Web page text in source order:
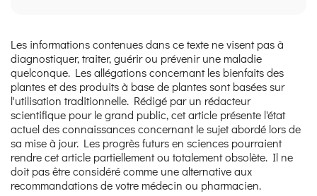
Les informations contenues dans ce texte ne visent pas à
diagnostiquer, traiter, guérir ou prévenir une maladie
quelconque. Les allégations concernant les bienfaits des
plantes et des produits à base de plantes sont basées sur
l'utilisation traditionnelle. Rédigé par un rédacteur
scientifique pour le grand public, cet article présente l'état
actuel des connaissances concernant le sujet abordé lors de
sa mise à jour. Les progrès futurs en sciences pourraient
rendre cet article partiellement ou totalement obsolète. Il ne
doit pas être considéré comme une alternative aux
recommandations de votre médecin ou pharmacien.